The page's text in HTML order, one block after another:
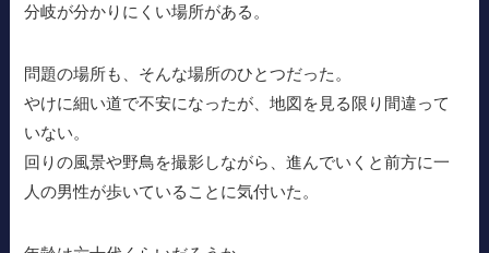
分岐が分かりにくい場所がある。
問題の場所も、そんな場所のひとつだった。
やけに細い道で不安になったが、地図を見る限り間違って
いない。
回りの風景や野鳥を撮影しながら、進んでいくと前方に一
人の男性が歩いていることに気付いた。